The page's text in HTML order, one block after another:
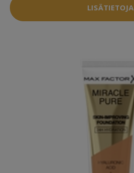
LISÄTIETOJA